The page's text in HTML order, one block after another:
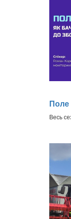
Поле
Весь